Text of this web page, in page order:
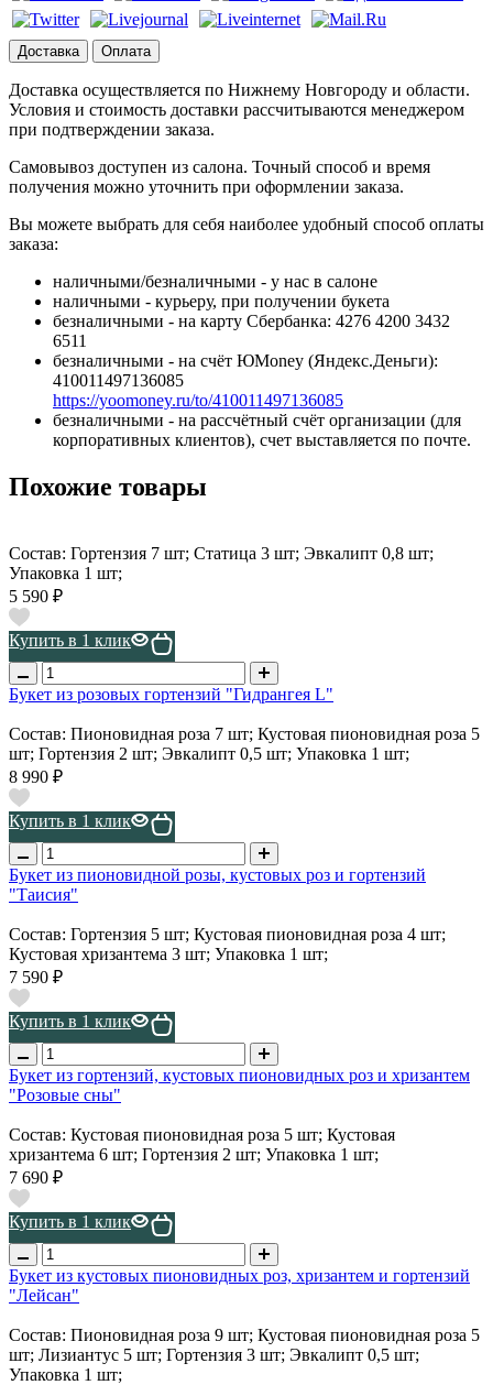
Доставка Оплата
Доставка осуществляется по Нижнему Новгороду и области.
Условия и стоимость доставки рассчитываются менеджером
при подтверждении заказа.
Самовывоз доступен из салона. Точный способ и время
получения можно уточнить при оформлении заказа.
Вы можете выбрать для себя наиболее удобный способ оплаты
заказа:
наличными/безналичными - у нас в салоне
наличными - курьеру, при получении букета
безналичными - на карту Сбербанка: 4276 4200 3432
6511
безналичными - на счёт ЮMoney (Яндекс.Деньги):
410011497136085
https://yoomoney.ru/to/410011497136085
безналичными - на рассчётный счёт организации (для
корпоративных клиентов), счет выставляется по почте.
Похожие товары
Состав: Гортензия 7 шт; Статица 3 шт; Эвкалипт 0,8 шт;
Упаковка 1 шт;
5 590 ₽
Купить в 1 клик
Букет из розовых гортензий "Гидрангея L"
Состав: Пионовидная роза 7 шт; Кустовая пионовидная роза 5
шт; Гортензия 2 шт; Эвкалипт 0,5 шт; Упаковка 1 шт;
8 990 ₽
Купить в 1 клик
Букет из пионовидной розы, кустовых роз и гортензий
"Таисия"
Состав: Гортензия 5 шт; Кустовая пионовидная роза 4 шт;
Кустовая хризантема 3 шт; Упаковка 1 шт;
7 590 ₽
Купить в 1 клик
Букет из гортензий, кустовых пионовидных роз и хризантем
"Розовые сны"
Состав: Кустовая пионовидная роза 5 шт; Кустовая
хризантема 6 шт; Гортензия 2 шт; Упаковка 1 шт;
7 690 ₽
Купить в 1 клик
Букет из кустовых пионовидных роз, хризантем и гортензий
"Лейсан"
Состав: Пионовидная роза 9 шт; Кустовая пионовидная роза 5
шт; Лизиантус 5 шт; Гортензия 3 шт; Эвкалипт 0,5 шт;
Упаковка 1 шт;